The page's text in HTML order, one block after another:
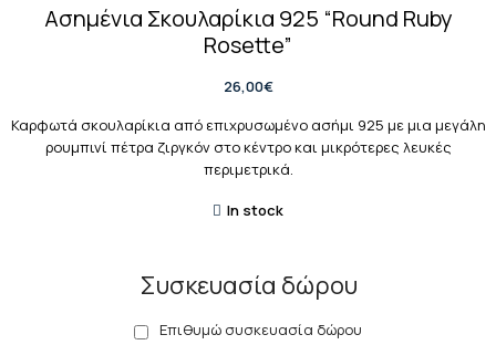
Ασημένια Σκουλαρίκια 925 “Round Ruby
Rosette”
26,00€
Καρφωτά σκουλαρίκια από επιχρυσωμένο ασήμι 925 με μια μεγάλη
ρουμπινί πέτρα ζιργκόν στο κέντρο και μικρότερες λευκές
περιμετρικά.
In stock
Συσκευασία δώρου
Επιθυμώ συσκευασία δώρου